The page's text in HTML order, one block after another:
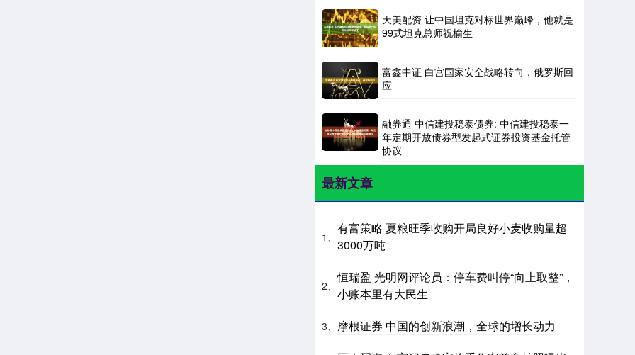
天美配资 让中国坦克对标世界巅峰，他就是
99式坦克总师祝榆生
富鑫中证 白宫国家安全战略转向，俄罗斯回
应
融券通 中信建投稳泰债券: 中信建投稳泰一
年定期开放债券型发起式证券投资基金托管
协议
最新文章
1、
有富策略 夏粮旺季收购开局良好小麦收购量超
3000万吨
2、
恒瑞盈 光明网评论员：停车费叫停“向上取整”，
小账本里有大民生
3、 摩根证券 中国的创新浪潮，全球的增长动力